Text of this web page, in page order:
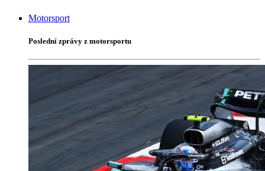
Motorsport
Poslední zprávy z motorsportu